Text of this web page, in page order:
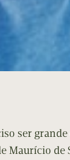
ser
Maurício de